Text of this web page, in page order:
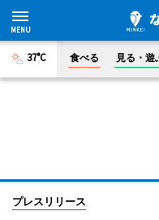
37°C 食べる 見る・遊
プレスリリース